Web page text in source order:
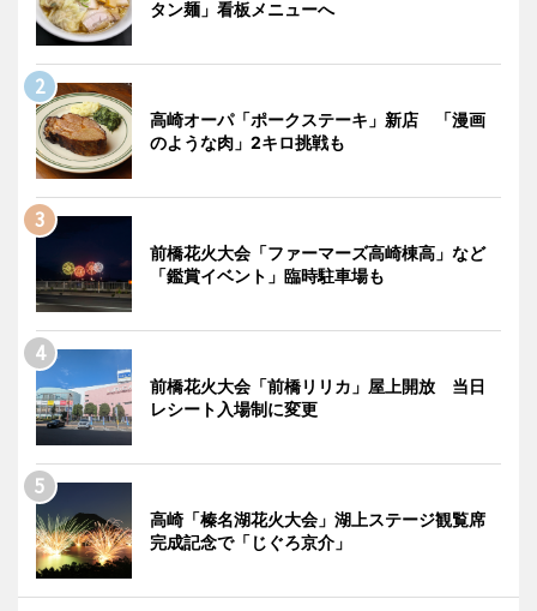
タン麺」看板メニューへ
高崎オーパ「ポークステーキ」新店 「漫画
のような肉」2キロ挑戦も
前橋花火大会「ファーマーズ高崎棟高」など
「鑑賞イベント」臨時駐車場も
前橋花火大会「前橋リリカ」屋上開放 当日
レシート入場制に変更
高崎「榛名湖花火大会」湖上ステージ観覧席
完成記念で「じぐろ京介」